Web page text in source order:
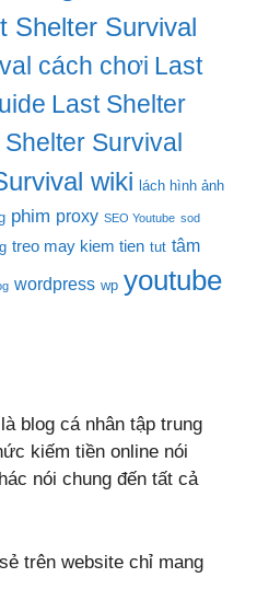
Shelter Survival
cách chơi Last
Last Shelter
Shelter Survival
wiki lách hình ảnh
phim proxy SEO Youtube sod
treo may kiem tien tut tâm
wordpress wp youtube
blog cá nhân tập trung
kiếm tiền online nói
nói chung đến tất cả
trên website chỉ mang